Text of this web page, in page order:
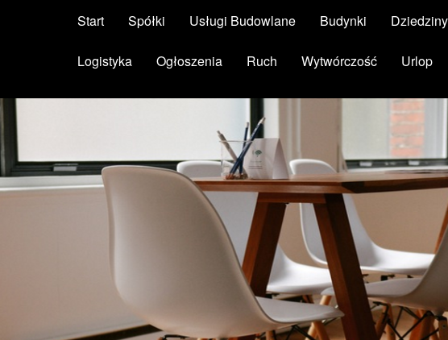
Start Spółki Usługi Budowlane Budynki
Logistyka Ogłoszenia Ruch Wytwórczość Urlop